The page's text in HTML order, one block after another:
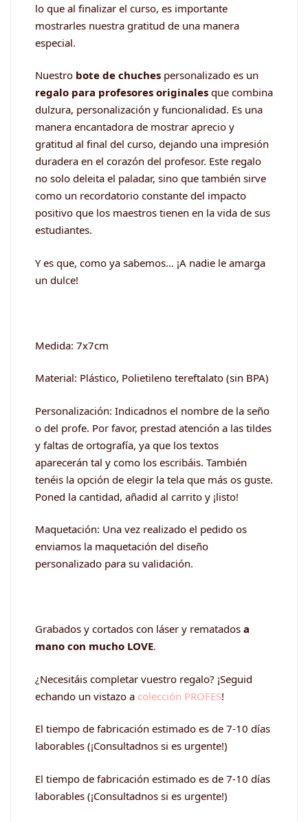
lo que al finalizar el curso, es importante
mostrarles nuestra gratitud de una manera
especial.
Nuestro bote de chuches personalizado es un
regalo para profesores originales que combina
dulzura, personalización y funcionalidad. Es una
manera encantadora de mostrar aprecio y
gratitud al final del curso, dejando una impresión
duradera en el corazón del profesor. Este regalo
no solo deleita el paladar, sino que también sirve
como un recordatorio constante del impacto
positivo que los maestros tienen en la vida de sus
estudiantes.
Y es que, como ya sabemos… ¡A nadie le amarga
un dulce!
Medida: 7x7cm
Material: Plástico, Polietileno tereftalato (sin BPA)
Personalización: Indicadnos el nombre de la seño
o del profe. Por favor, prestad atención a las tildes
y faltas de ortografía, ya que los textos
aparecerán tal y como los escribáis. También
tenéis la opción de elegir la tela que más os guste.
Poned la cantidad, añadid al carrito y ¡listo!
Maquetación: Una vez realizado el pedido os
enviamos la maquetación del diseño
personalizado para su validación.
Grabados y cortados con láser y rematados a
mano con mucho LOVE.
¿Necesitáis completar vuestro regalo? ¡Seguid
echando un vistazo a colección PROFES!
El tiempo de fabricación estimado es de 7-10 días
laborables (¡Consultadnos si es urgente!)
El tiempo de fabricación estimado es de 7-10 días
laborables (¡Consultadnos si es urgente!)